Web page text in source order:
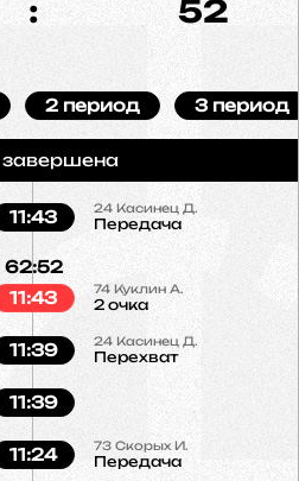
: 52
2 период 3 период
завершена
24 Касинец Д.
Передача
11:43
74 Куклин А.
2 очка
62:52
11:43
24 Касинец Д.
Перехват
11:39
11:39
73 Скорых И.
Передача
11:24